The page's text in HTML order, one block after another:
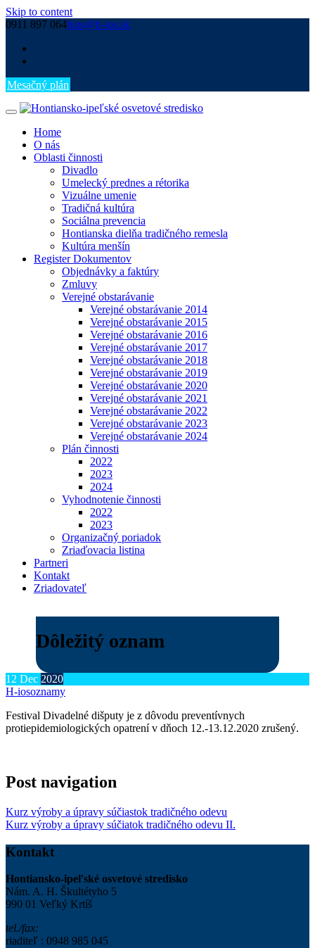
Skip to content
0911 897 064hios@h-ios.sk
Mesačný plán
Home
O nás
Oblasti činnosti
Divadlo
Umelecký prednes a rétorika
Vizuálne umenie
Tradičná kultúra
Sociálna prevencia
Hontianska dielňa tradičného remesla
Kultúra menšín
Register Dokumentov
Objednávky a faktúry
Zmluvy
Verejné obstarávanie
Verejné obstarávanie 2014
Verejné obstarávanie 2015
Verejné obstarávanie 2016
Verejné obstarávanie 2017
Verejné obstarávanie 2018
Verejné obstarávanie 2019
Verejné obstarávanie 2020
Verejné obstarávanie 2021
Verejné obstarávanie 2022
Verejné obstarávanie 2023
Verejné obstarávanie 2024
Plán činnosti
2022
2023
2024
Vyhodnotenie činnosti
2022
2023
Organizačný poriadok
Zriaďovacia listina
Partneri
Kontakt
Zriadovateľ
Dôležitý oznam
12 Dec 2020
H-iosoznamy
Festival Divadelné dišputy je z dôvodu preventívnych
protiepidemiologických opatrení v dňoch 12.-13.12.2020 zrušený.
Post navigation
Kurz výroby a úpravy súčiastok tradičného odevu
Kurz výroby a úpravy súčiatok tradičného odevu II.
Kontakt
Hontiansko-ipeľské osvetové stredisko
Nám. A. H. Škultétyho 5
990 01 Veľký Krtíš
tel./fax:
riaditeľ : 0948 985 045